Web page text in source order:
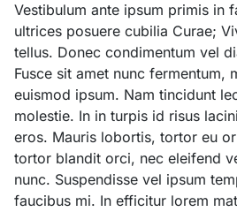
Vestibulum ante ipsum primis in
ultrices posuere cubilia Curae;
tellus. Donec condimentum vel
Fusce sit amet nunc fermentum,
euismod ipsum. Nam tincidunt
molestie. In in turpis id risus
eros. Mauris lobortis, tortor eu
tortor blandit orci, nec eleifend
nunc. Suspendisse vel ipsum
faucibus mi. In efficitur lorem